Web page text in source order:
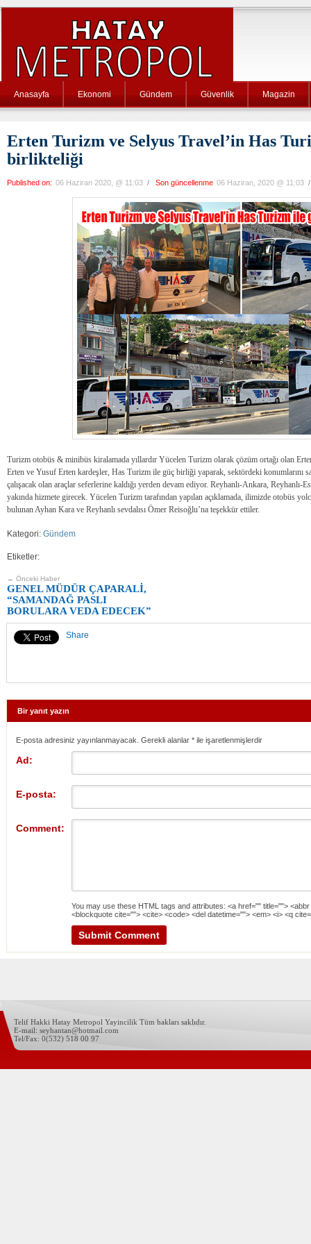
Anasayfa Ekonomi Gündem Güvenlik Magazin
Erten Turizm ve Selyus Travel’in Has
birlikteliği
Published on: 06 Haziran 2020, @ 11:03 / Son güncellenme 06 Haziran, 2020 @ 11:03
Turizm otobüs & minibüs kiralamada yıllardır Yücelen Turizm olarak çözüm ortağı olan
Erten ve Yusuf Erten kardeşler, Has Turizm ile güç birliği yaparak, sektördeki konumlarını
çalışacak olan araçlar seferlerine kaldığı yerden devam ediyor. Reyhanlı-Ankara, Reyhanlı-
yakında hizmete girecek. Yücelen Turizm tarafından yapılan açıklamada, ilimizde otobüs
bulunan Ayhan Kara ve Reyhanlı sevdalısı Ömer Reisoğlu’na teşekkür ettiler.
Kategori: Gündem
Etiketler:
← Önceki Haber
GENEL MÜDÜR ÇAPARALİ,
“SAMANDAĞ PASLI
BORULARA VEDA EDECEK”
Share
Bir yanıt yazın
E-posta adresiniz yayınlanmayacak. Gerekli alanlar * ile işaretlenmişlerdir
Ad:
E-posta:
Comment:
You may use these HTML tags and attributes: <a href="" title="">
<blockquote cite=""> <cite> <code> <del datetime=""> <em> <i> <q
Telif Hakki Hatay Metropol Yayincilik Tüm hakları saklıdır.
E-mail: seyhantan@hotmail.com
Tel/Fax: 0(532) 518 00 97